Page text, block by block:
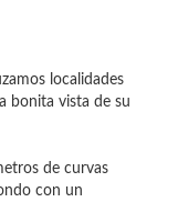
localidades
bonita vista de su
de curvas
con un